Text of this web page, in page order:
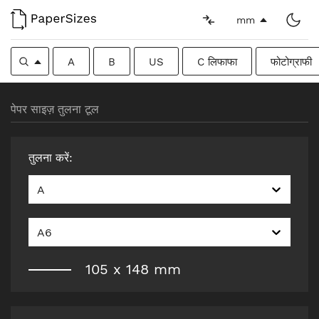
mm
A B US C लिफाफा फोटोग्राफी
पेपर साइज़ तुलना टूल
तुलना करें:
A
A6
105 x 148 mm